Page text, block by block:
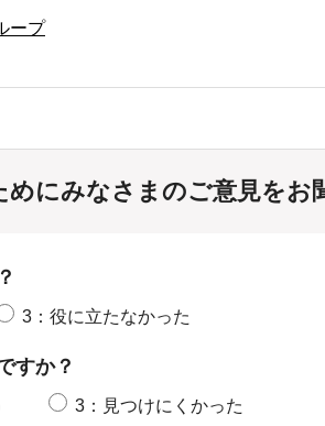
ープ
にみなさまのご意見をお
3：役に立たなかった
すか？
3：見つけにくかった